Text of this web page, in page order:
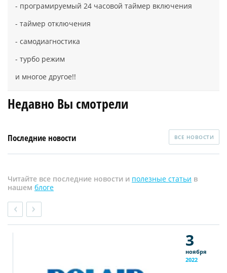
- програмируемый 24 часовой таймер включения
- таймер отключения
- самодиагностика
- турбо режим
и многое другое!!
Недавно Вы смотрели
Последние новости ВСЕ НОВОСТИ
Читайте все последние новости и полезные статьи в
нашем блоге
3
ноября
2022